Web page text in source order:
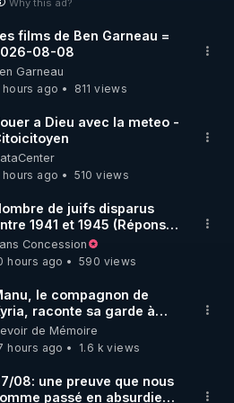
RGNR :
thierry.rgnr/
stories/thierrycasasnov
www.regenere.org
regeneration.com/
rdlr_thierrycasasnovas/
Why this ad?
films de Ben Garneau =
08-08
Garneau
hours ago
811 views
a Dieu avec la meteo -
hours ago
510 views
de juifs disparus
1941 et 1945 (Réponse
mes accusateurs)
Concession
hours ago
590 views
le compagnon de
raconte sa garde à
musclée. PARTAGEZ!
de Mémoire
hours ago
1.6 k views
08: une preuve que nous
passé en absurdie